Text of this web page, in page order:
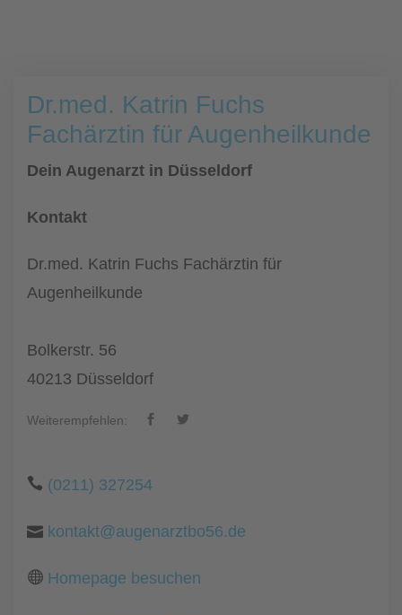
Dr.med. Katrin Fuchs
Fachärztin für Augenheilkunde
Dein Augenarzt in Düsseldorf
Kontakt
Dr.med. Katrin Fuchs Fachärztin für
Augenheilkunde
Bolkerstr. 56
40213 Düsseldorf
Weiterempfehlen:
(0211) 327254
kontakt@augenarztbo56.de
Homepage besuchen